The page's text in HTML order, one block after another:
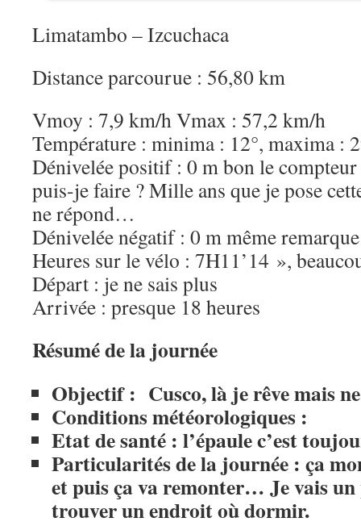
Limatambo – Izcuchaca
Distance parcourue : 56,80 km
Vmoy : 7,9 km/h Vmax : 57,2 km/h
Température : minima : 12°, maxima :
Dénivelée positif : 0 m bon le
puis-je faire ? Mille ans que je pose
ne répond…
Dénivelée négatif : 0 m même
Heures sur le vélo : 7H11’14 »,
Départ : je ne sais plus
Arrivée : presque 18 heures
Résumé de la journée
Objectif : Cusco, là je rêve mais
Conditions météorologiques :
Etat de santé : l’épaule c’est
Particularités de la journée : ça
et puis ça va remonter… Je vais
trouver un endroit où dormir.